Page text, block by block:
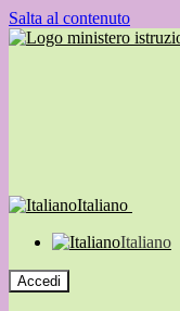
Salta al contenuto
Italiano
Italiano
Accedi